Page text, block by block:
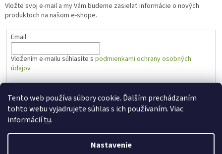
Tento web používa súbory cookie. Ďalším prechádzaním
tohto webu vyjadrujete súhlas s ich používaním. Viac
informáciítu.
Nastavenie
Vložte svoj e-mail a my Vám budeme zasielať informácie o nových
produktoch na našom e-shope.
Email
Vložením e-mailu súhlasíte s podmienkami ochrany osobných
údajov
Vytvoril Shoptet